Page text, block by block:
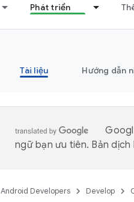
Phát triển
Tài liệu Hướng dẫn
ngữ bạn ưu tiên. Bản
Android Developers Develop